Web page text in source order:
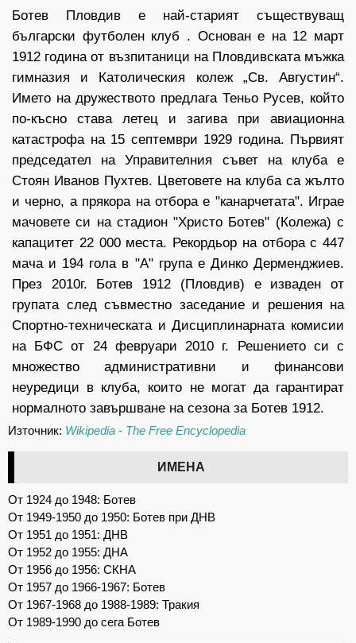
Ботев Пловдив е най-старият съществуващ
български футболен клуб . Основан е на 12 март
1912 година от възпитаници на Пловдивската мъжка
гимназия и Католическия колеж „Св. Августин“.
Името на дружеството предлага Теньо Русев, който
по-късно става летец и загива при авиационна
катастрофа на 15 септември 1929 година. Първият
председател на Управителния съвет на клуба е
Стоян Иванов Пухтев. Цветовете на клуба са жълто
и черно, а прякора на отбора е "канарчетата". Играе
мачовете си на стадион "Христо Ботев" (Колежа) с
капацитет 22 000 места. Рекордьор на отбора с 447
мача и 194 гола в "А" група е Динко Дерменджиев.
През 2010г. Ботев 1912 (Пловдив) е изваден от
групата след съвместно заседание и решения на
Спортно-техническата и Дисциплинарната комисии
на БФС от 24 февруари 2010 г. Решението си с
множество административни и финансови
неуредици в клуба, които не могат да гарантират
нормалното завършване на сезона за Ботев 1912.
Източник: Wikipedia - The Free Encyclopedia
ИМЕНА
От 1924 до 1948: Ботев
От 1949-1950 до 1950: Ботев при ДНВ
От 1951 до 1951: ДНВ
От 1952 до 1955: ДНА
От 1956 до 1956: СКНА
От 1957 до 1966-1967: Ботев
От 1967-1968 до 1988-1989: Тракия
От 1989-1990 до сега Ботев